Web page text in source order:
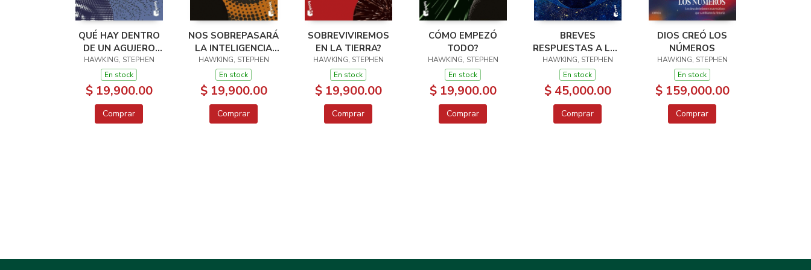
QUÉ HAY DENTRO
DE UN AGUJERO
NEGRO?
HAWKING, STEPHEN
En stock
$ 19,900.00
Comprar
NOS SOBREPASARÁ
LA INTELIGENCIA
ARTIFICIAL?
HAWKING, STEPHEN
En stock
$ 19,900.00
Comprar
SOBREVIVIREMOS
EN LA TIERRA?
HAWKING, STEPHEN
En stock
$ 19,900.00
Comprar
CÓMO EMPEZÓ
TODO?
HAWKING, STEPHEN
En stock
$ 19,900.00
Comprar
BREVES
RESPUESTAS A LAS
GRANDES
PREGUNTAS
HAWKING, STEPHEN
En stock
$ 45,000.00
Comprar
DIOS CREÓ LOS
NÚMEROS
HAWKING, STEPHEN
En stock
$ 159,000.00
Comprar